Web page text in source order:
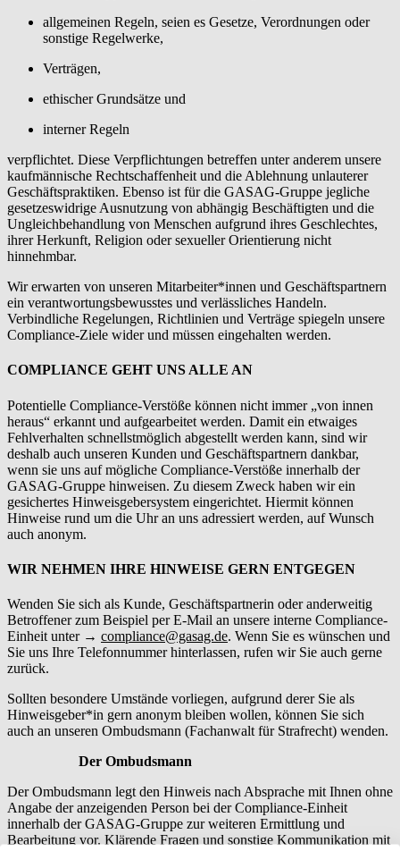
allgemeinen Regeln, seien es Gesetze, Verordnungen oder
sonstige Regelwerke,
Verträgen,
ethischer Grundsätze und
interner Regeln
verpflichtet. Diese Verpflichtungen betreffen unter anderem unsere
kaufmännische Rechtschaffenheit und die Ablehnung unlauterer
Geschäftspraktiken. Ebenso ist für die GASAG-Gruppe jegliche
gesetzeswidrige Ausnutzung von abhängig Beschäftigten und die
Ungleichbehandlung von Menschen aufgrund ihres Geschlechtes,
ihrer Herkunft, Religion oder sexueller Orientierung nicht
hinnehmbar.
Wir erwarten von unseren Mitarbeiter*innen und Geschäftspartnern
ein verantwortungsbewusstes und verlässliches Handeln.
Verbindliche Regelungen, Richtlinien und Verträge spiegeln unsere
Compliance-Ziele wider und müssen eingehalten werden.
COMPLIANCE GEHT UNS ALLE AN
Potentielle Compliance-Verstöße können nicht immer „von innen
heraus“ erkannt und aufgearbeitet werden. Damit ein etwaiges
Fehlverhalten schnellstmöglich abgestellt werden kann, sind wir
deshalb auch unseren Kunden und Geschäftspartnern dankbar,
wenn sie uns auf mögliche Compliance-Verstöße innerhalb der
GASAG-Gruppe hinweisen. Zu diesem Zweck haben wir ein
gesichertes Hinweisgebersystem eingerichtet. Hiermit können
Hinweise rund um die Uhr an uns adressiert werden, auf Wunsch
auch anonym.
WIR NEHMEN IHRE HINWEISE GERN ENTGEGEN
Wenden Sie sich als Kunde, Geschäftspartnerin oder anderweitig
Betroffener zum Beispiel per E-Mail an unsere interne Compliance-
Einheit unter → compliance@gasag.de. Wenn Sie es wünschen und
Sie uns Ihre Telefonnummer hinterlassen, rufen wir Sie auch gerne
zurück.
Sollten besondere Umstände vorliegen, aufgrund derer Sie als
Hinweisgeber*in gern anonym bleiben wollen, können Sie sich
auch an unseren Ombudsmann (Fachanwalt für Strafrecht) wenden.
Der Ombudsmann
Der Ombudsmann legt den Hinweis nach Absprache mit Ihnen ohne
Angabe der anzeigenden Person bei der Compliance-Einheit
innerhalb der GASAG-Gruppe zur weiteren Ermittlung und
Bearbeitung vor. Klärende Fragen und sonstige Kommunikation mit